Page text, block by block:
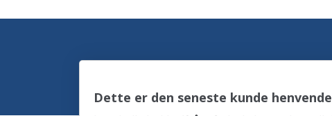
Dette er den seneste kunde